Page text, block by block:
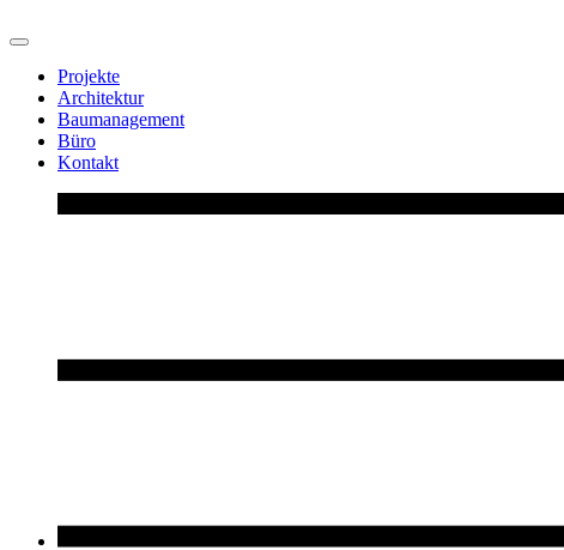
Projekte
Architektur
Baumanagement
Büro
Kontakt